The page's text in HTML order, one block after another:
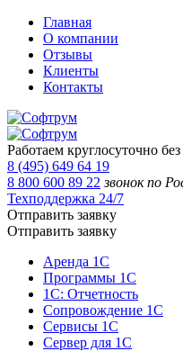
Главная
О компании
Отзывы
Клиенты
Контакты
Работаем круглосуточно
8 (495) 649 64 19
8 800 600 89 22 звонок по
Техподдержка 24/7
Отправить заявку
Отправить заявку
Аренда 1С
Программы 1С
1С: Отчетность
Сопровождение 1С
Сервисы 1С
Сервер для 1С